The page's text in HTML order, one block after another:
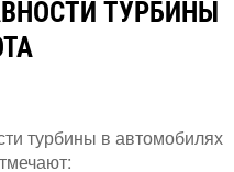
ТУРБИНЫ
турбины в автомобилях